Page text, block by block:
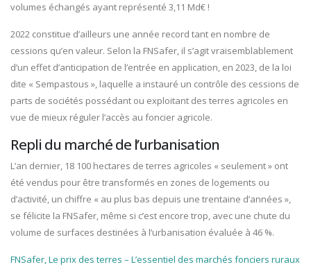
volumes échangés ayant représenté 3,11 Md€ !
2022 constitue d’ailleurs une année record tant en nombre de
cessions qu’en valeur. Selon la FNSafer, il s’agit vraisemblablement
d’un effet d’anticipation de l’entrée en application, en 2023, de la loi
dite « Sempastous », laquelle a instauré un contrôle des cessions de
parts de sociétés possédant ou exploitant des terres agricoles en
vue de mieux réguler l’accès au foncier agricole.
Repli du marché de l’urbanisation
L’an dernier, 18 100 hectares de terres agricoles « seulement » ont
été vendus pour être transformés en zones de logements ou
d’activité, un chiffre « au plus bas depuis une trentaine d’années »,
se félicite la FNSafer, même si c’est encore trop, avec une chute du
volume de surfaces destinées à l’urbanisation évaluée à 46 %.
FNSafer, Le prix des terres – L’essentiel des marchés fonciers ruraux